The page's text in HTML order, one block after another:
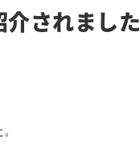
されました